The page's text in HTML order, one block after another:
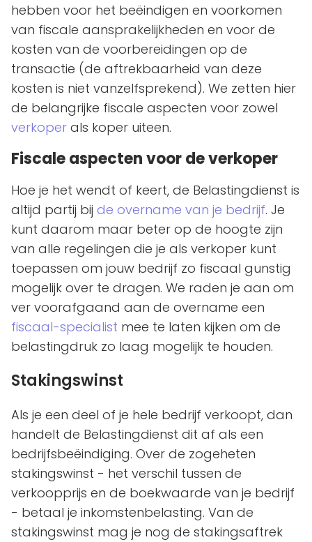
hebben voor het beëindigen en voorkomen
van fiscale aansprakelijkheden en voor de
kosten van de voorbereidingen op de
transactie (de aftrekbaarheid van deze
kosten is niet vanzelfsprekend). We zetten hier
de belangrijke fiscale aspecten voor zowel
verkoper als koper uiteen.
Fiscale aspecten voor de verkoper
Hoe je het wendt of keert, de Belastingdienst is
altijd partij bij de overname van je bedrijf. Je
kunt daarom maar beter op de hoogte zijn
van alle regelingen die je als verkoper kunt
toepassen om jouw bedrijf zo fiscaal gunstig
mogelijk over te dragen. We raden je aan om
ver voorafgaand aan de overname een
fiscaal-specialist mee te laten kijken om de
belastingdruk zo laag mogelijk te houden.
Stakingswinst
Als je een deel of je hele bedrijf verkoopt, dan
handelt de Belastingdienst dit af als een
bedrijfsbeëindiging. Over de zogeheten
stakingswinst - het verschil tussen de
verkoopprijs en de boekwaarde van je bedrijf
- betaal je inkomstenbelasting. Van de
stakingswinst mag je nog de stakingsaftrek